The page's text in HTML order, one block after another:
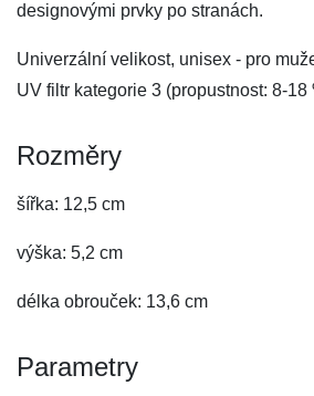
designovými prvky po stranách.
Univerzální velikost, unisex - pro
UV filtr kategorie 3 (propustnost: 8-18
Rozměry
šířka: 12,5 cm
výška: 5,2 cm
délka obrouček: 13,6 cm
Parametry